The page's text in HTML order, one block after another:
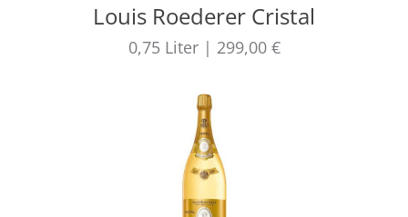
Louis Roederer Cristal
0,75 Liter | 299,00 €